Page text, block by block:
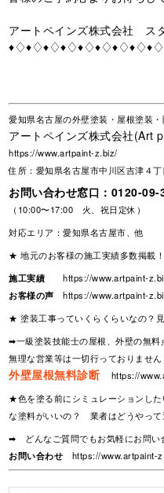
アートペインズ株式会社 ス
愛知県名古屋の外壁塗装・屋根塗装
アートペインズ株式会社(Art
https://www.artpaint-z.biz/
住所：愛知県名古屋市中川区吉津４
お問い合わせ窓口： 0120-09-
（10:00〜17:00 火、祝日定休）
対応エリア：愛知県名古屋市、他
★ 地元のお客様の施工実績多数掲載！
施工実績
https://www.artpaint-
お客様の声
https://www.artpaint-
★ 塗装工事っていくらくらいなの？
➡一級塗装技能士の屋根、外壁の無料
無理な営業等は一切行っておりません
外壁屋根無料診断
https://
★色を塗る前にシミュレーションし
な塗料がいいの？ 業者はどうやって
➡ どんなご質問でもお気軽にお問い
お問い合わせ
https://www.artpaint-